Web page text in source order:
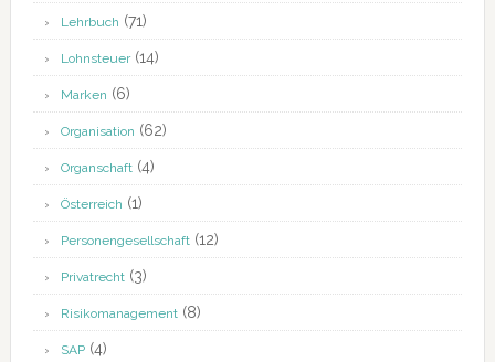
Lehrbuch (71)
Lohnsteuer(14)
Marken (6)
Organisation (62)
Organschaft(4)
Österreich (1)
Personengesellschaft(12)
Privatrecht(3)
Risikomanagement(8)
SAP(4)